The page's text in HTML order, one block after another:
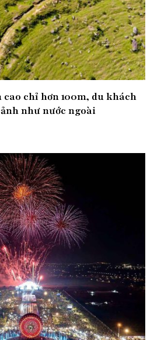
cao chỉ hơn 100m, du khách
như nước ngoài